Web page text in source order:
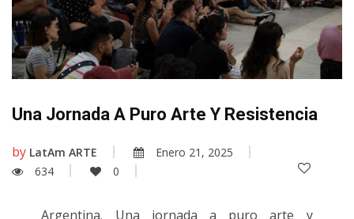
Una Jornada A Puro Arte Y Resistencia
by LatAm ARTE
Enero 21, 2025
634
0
Argentina. Una jornada a puro arte y